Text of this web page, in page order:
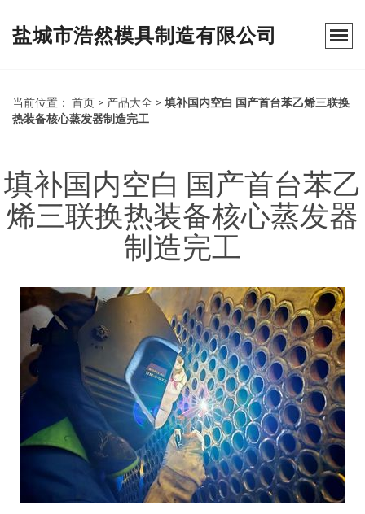
盐城市浩然模具制造有限公司
当前位置： 首页 > 产品大全 > 填补国内空白 国产首台苯乙烯三联换
热装备核心蒸发器制造完工
填补国内空白 国产首台苯乙
烯三联换热装备核心蒸发器
制造完工